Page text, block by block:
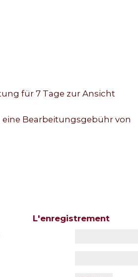
für 7 Tage zur Ansicht
Bearbeitungsgebühr von
L'enregistrement